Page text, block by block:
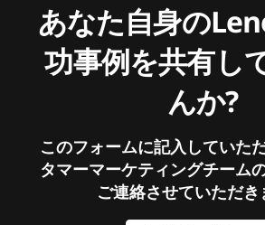
あなた自身の
功事例を共有し
んか?
このフォームに記入していた
タマーマーケティングチーム
ご連絡させていただき